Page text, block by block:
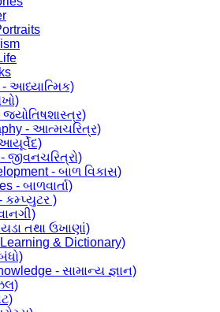
- આધ્યાત્મિક)
જ્યોતિષશાસ્ત્ર)
- આત્મચરિત્ર)
જીવનચરિત્રો)
- બાળ વિકાસ)
- બાળવાર્તા)
કમ્પ્યુટર )
તથા ઉખાણાં)
& Dictionary)
- સામાન્ય જ્ઞાન)